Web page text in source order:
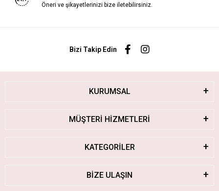
Öneri ve şikayetlerinizi bize iletebilirsiniz.
Bizi Takip Edin
KURUMSAL
MÜŞTERİ HİZMETLERİ
KATEGORİLER
BİZE ULAŞIN